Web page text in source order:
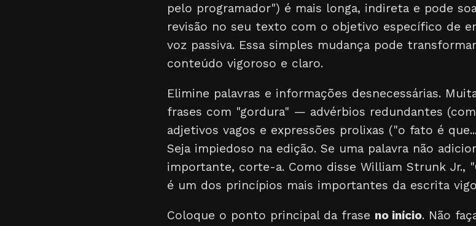
pelo programador") é mais longa, indireta e pode
revisão no seu texto com o objetivo específico de
voz passiva. Essa simples mudança pode
conteúdo vigoroso e claro.
Elimine palavras e informações desnecessárias.
frases com "gordura" — advérbios redundantes
adjetivos vagos e expressões prolixas ("o fato é
Seja impiedoso na edição. Se uma palavra não
importante, corte-a. Como disse William Strunk Jr.,
é um dos princípios mais importantes da escrita
Coloque o ponto principal da frase no início. Não